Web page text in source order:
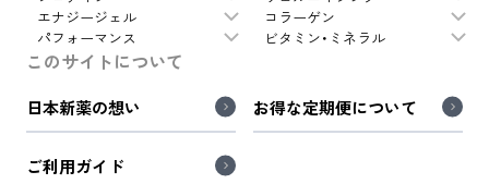
エナジージェル
パフォーマンス
コラーゲン
ビタミン・ミネラル
このサイトについて
日本新薬の想い お得な定期便について
ご利用ガイド